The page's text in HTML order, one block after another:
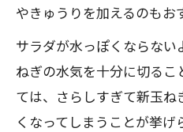
やきゅうりを加えるのもお
サラダが水っぽくならな
ねぎの水気を十分に切るこ
ては、さらしすぎて新玉
くなってしまうことが挙げ